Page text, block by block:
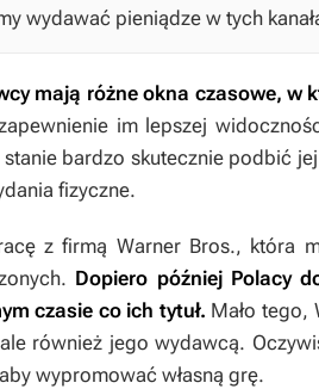
wydawać pieniądze w tych
mają różne okna czasowe, w
im lepszej
bardzo skutecznie podbić
fizyczne.
z firmą Warner Bros., która
Dopiero później Polacy
czasie co ich tytuł. Mało tego,
również jego wydawcą.
wypromować własną grę.